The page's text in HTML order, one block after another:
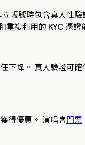
帳號時包含真人性
複利用的 KYC 憑
下降。 真人驗證可確
得優惠。 演唱會門票